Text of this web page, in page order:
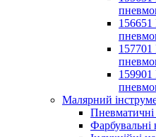
156651
157701
159901
Малярний
Пневматичні
Фарбувальні